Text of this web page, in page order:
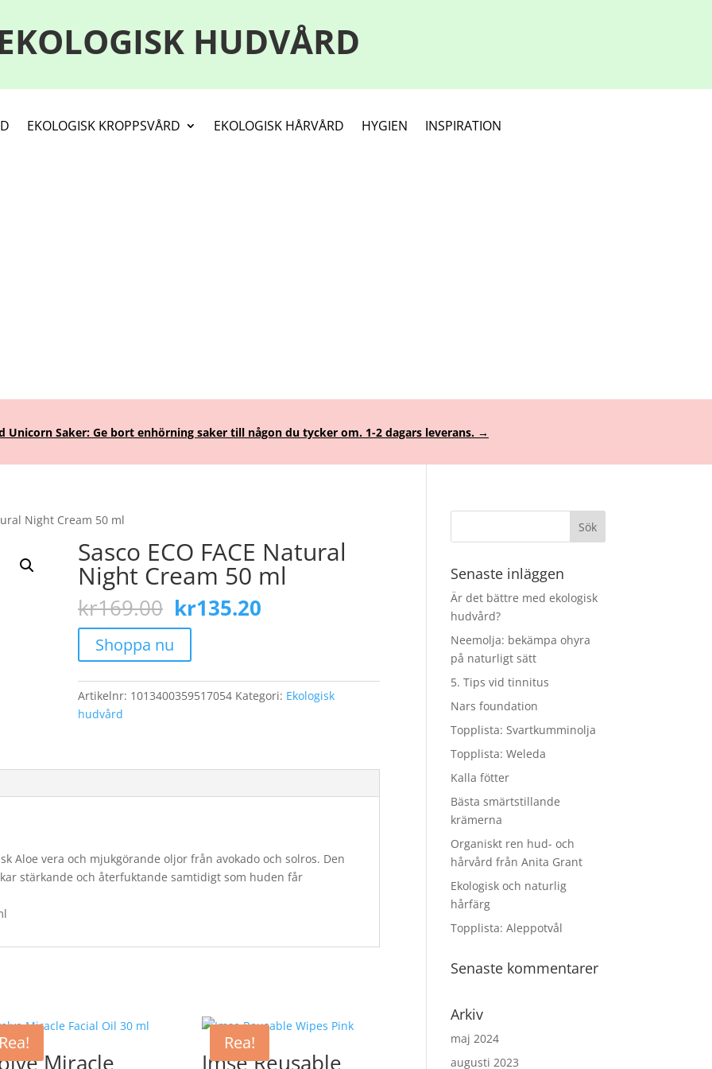
HUDVÅRD
EKOLOGISK KROPPSVÅRD EKOLOGISK HÅRVÅRD HYGIEN INSPIRATION
Unicorn Saker: Ge bort enhörning saker till någon du tycker om. 1-2 dagars leverans. →
Night Cream 50 ml
Sasco ECO FACE Natural
Night Cream 50 ml
kr169.00 Det
ursprungliga
var:
kr169.00.
kr135.20
kr135.20.
Shoppa nu
Artikelnr: 1013400359517054 Kategori: Ekologisk
hudvård
Aloe vera och mjukgörande oljor från avokado och solros. Den
stärkande och återfuktande samtidigt som huden får
Rea!
Miracle
Rea!
Imse Reusable
Senaste inläggen
Är det bättre med ekologisk
hudvård?
Neemolja: bekämpa ohyra
på naturligt sätt
5. Tips vid tinnitus
Nars foundation
Topplista: Svartkumminolja
Topplista: Weleda
Kalla fötter
Bästa smärtstillande
krämerna
Organiskt ren hud- och
hårvård från Anita Grant
Ekologisk och naturlig
hårfärg
Topplista: Aleppotvål
Senaste kommentarer
Arkiv
maj 2024
augusti 2023